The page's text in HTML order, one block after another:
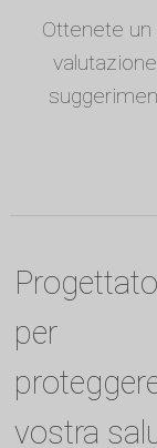
Ottenete
Progettato
per
vostra